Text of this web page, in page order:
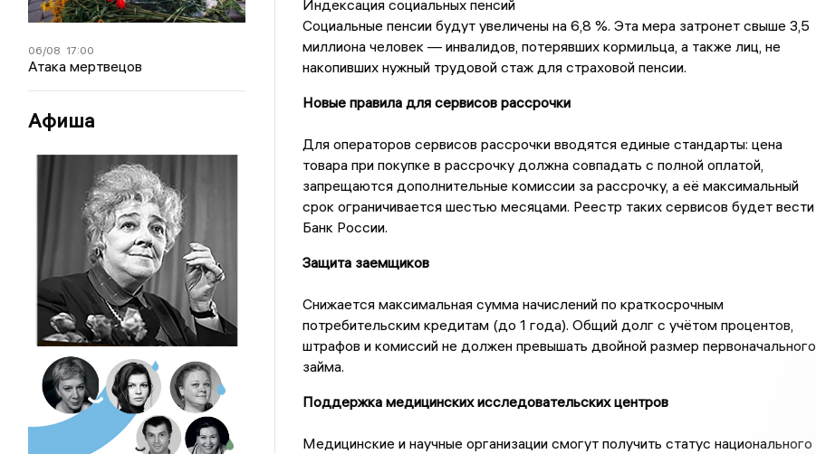
06/08 17:00
Атака мертвецов
Афиша
Индексация социальных пенсий
Социальные пенсии будут увеличены на 6,8 %. Эта мера затронет свыше 3,5
миллиона человек — инвалидов, потерявших кормильца, а также лиц, не
накопивших нужный трудовой стаж для страховой пенсии.
Новые правила для сервисов рассрочки
Для операторов сервисов рассрочки вводятся единые стандарты: цена
товара при покупке в рассрочку должна совпадать с полной оплатой,
запрещаются дополнительные комиссии за рассрочку, а её максимальный
срок ограничивается шестью месяцами. Реестр таких сервисов будет вести
Банк России.
Защита заемщиков
Снижается максимальная сумма начислений по краткосрочным
потребительским кредитам (до 1 года). Общий долг с учётом процентов,
штрафов и комиссий не должен превышать двойной размер первоначального
займа.
Поддержка медицинских исследовательских центров
Медицинские и научные организации смогут получить статус национального